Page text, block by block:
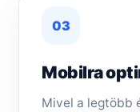
03
Mobilra
Mivel a legtöbb